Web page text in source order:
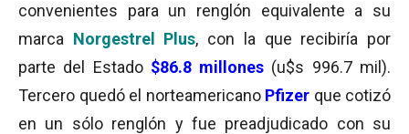
convenientes para un renglón equivalente a su
marca Norgestrel Plus, con la que recibiría por
parte del Estado $86.8 millones (u$s 996.7 mil).
Tercero quedó el norteamericano Pfizer que cotizó
en un sólo renglón y fue preadjudicado con su